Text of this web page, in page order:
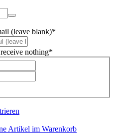
(leave blank)*
nothing*
Artikel im Warenkorb